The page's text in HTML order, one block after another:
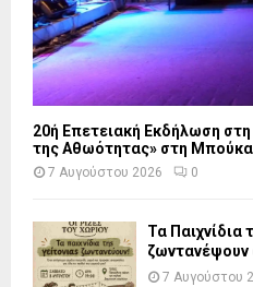
20ή Επετειακή Εκδήλωση
της Αθωότητας» στη Μπούκα
7 Αυγούστου 2026 0
Τα Παιχνίδια
7 Αυγούστου